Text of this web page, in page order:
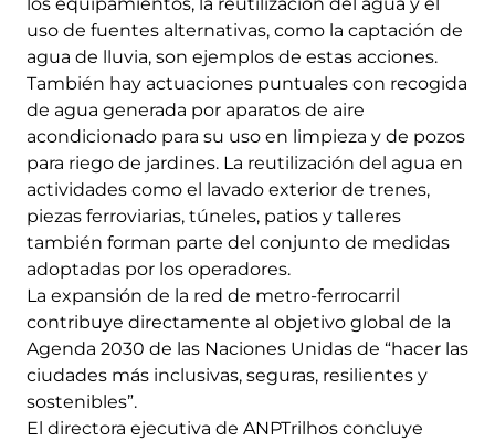
los equipamientos, la reutilización del agua y el
uso de fuentes alternativas, como la captación de
agua de lluvia, son ejemplos de estas acciones.
También hay actuaciones puntuales con recogida
de agua generada por aparatos de aire
acondicionado para su uso en limpieza y de pozos
para riego de jardines. La reutilización del agua en
actividades como el lavado exterior de trenes,
piezas ferroviarias, túneles, patios y talleres
también forman parte del conjunto de medidas
adoptadas por los operadores.
La expansión de la red de metro-ferrocarril
contribuye directamente al objetivo global de la
Agenda 2030 de las Naciones Unidas de “hacer las
ciudades más inclusivas, seguras, resilientes y
sostenibles”.
El directora ejecutiva de ANPTrilhos concluye